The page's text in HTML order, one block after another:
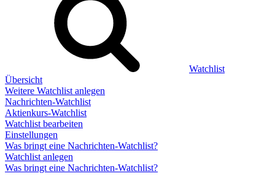
Watchlist
Übersicht
Weitere Watchlist anlegen
Nachrichten-Watchlist
Aktienkurs-Watchlist
Watchlist bearbeiten
Einstellungen
Was bringt eine Nachrichten-Watchlist?
Watchlist anlegen
Was bringt eine Nachrichten-Watchlist?